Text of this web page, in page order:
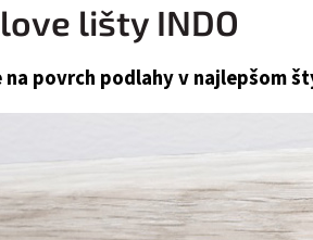
lišty INDO
na povrch podlahy v najlepšom